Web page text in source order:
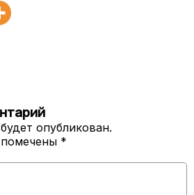
опубликован.
*